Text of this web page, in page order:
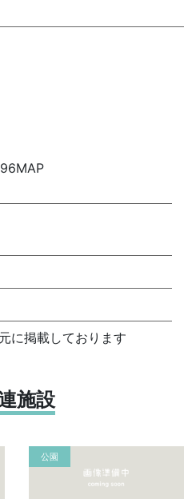
に掲載しております
施設
公園